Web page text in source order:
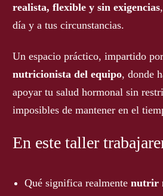
realista, flexible y sin exigencias
día y a tus circunstancias.
Un espacio práctico, impartido por
nutricionista del equipo, donde
apoyar tu salud hormonal sin
imposibles de mantener en el
En este taller
Qué significa realmente nutrir